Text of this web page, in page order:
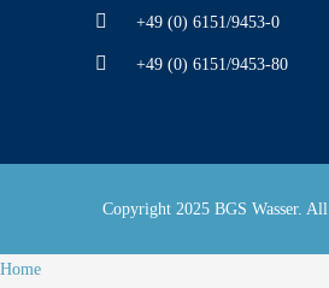
+49 (0) 6151/9453-0
+49 (0) 6151/9453-80
Copyright 2025 BGS Wasser. All
Home